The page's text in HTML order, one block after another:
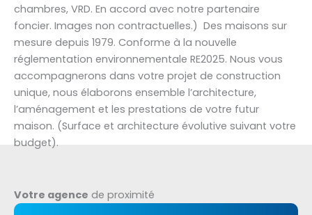
chambres, VRD. En accord avec notre partenaire
foncier. Images non contractuelles.) Des maisons sur
mesure depuis 1979. Conforme à la nouvelle
réglementation environnementale RE2025. Nous vous
accompagnerons dans votre projet de construction
unique, nous élaborons ensemble l’architecture,
l’aménagement et les prestations de votre futur
maison. (Surface et architecture évolutive suivant votre
budget).
Votre agence de proximité